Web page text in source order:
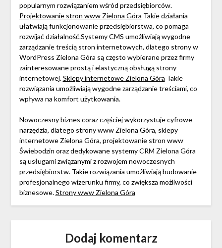
popularnym rozwiązaniem wśród przedsiębiorców.
Projektowanie stron www Zielona Góra Takie działania
ułatwiają funkcjonowanie przedsiębiorstwa, co pomaga
rozwijać działalność.Systemy CMS umożliwiają wygodne
zarządzanie treścią stron internetowych, dlatego strony w
WordPress Zielona Góra są często wybierane przez firmy
zainteresowane prostą i elastyczną obsługą strony
internetowej.Sklepy internetowe Zielona Góra Takie
rozwiązania umożliwiają wygodne zarządzanie treściami, co
wpływa na komfort użytkowania.
Nowoczesny biznes coraz częściej wykorzystuje cyfrowe
narzędzia, dlatego strony www Zielona Góra, sklepy
internetowe Zielona Góra, projektowanie stron www
Świebodzin oraz dedykowane systemy CRM Zielona Góra
są usługami związanymi z rozwojem nowoczesnych
przedsiębiorstw. Takie rozwiązania umożliwiają budowanie
profesjonalnego wizerunku firmy, co zwiększa możliwości
biznesowe.Strony www Zielona Góra
Dodaj komentarz